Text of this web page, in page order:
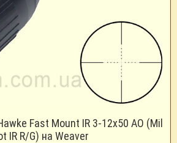
Fast Mount IR 3-12x50 AO (Mil
IR R/G) на Weaver